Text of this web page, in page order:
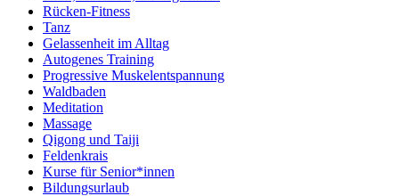
Rücken-Fitness
Tanz
Gelassenheit im Alltag
Autogenes Training
Progressive Muskelentspannung
Waldbaden
Meditation
Massage
Qigong und Taiji
Feldenkrais
Kurse für Senior*innen
Bildungsurlaub